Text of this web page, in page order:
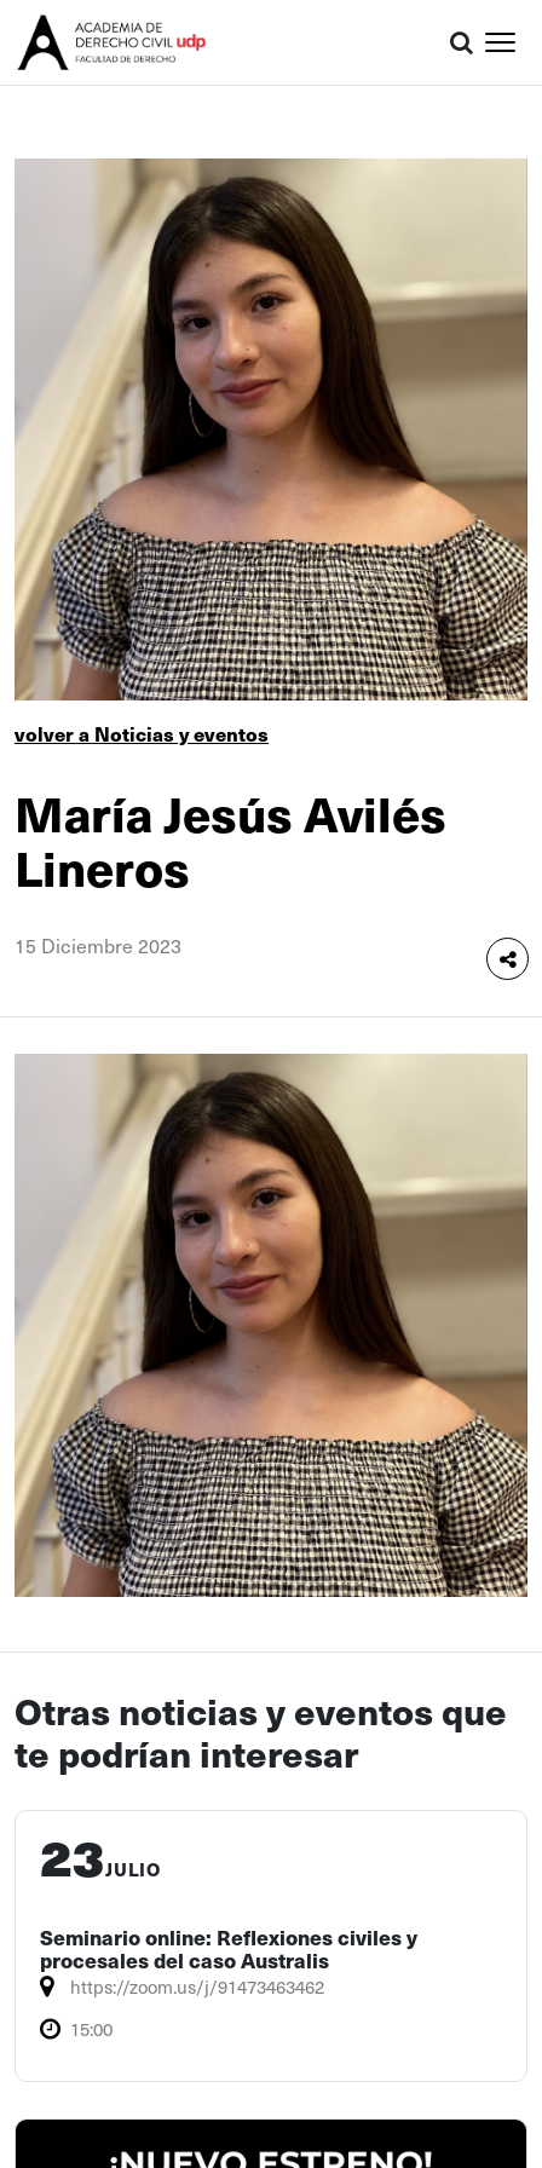
volver a Noticias y eventos
María Jesús Avilés
Lineros
15 Diciembre 2023
Otras noticias y eventos que
te podrían interesar
23JULIO
Seminario online: Reflexiones civiles y
procesales del caso Australis
https://zoom.us/j/91473463462
15:00